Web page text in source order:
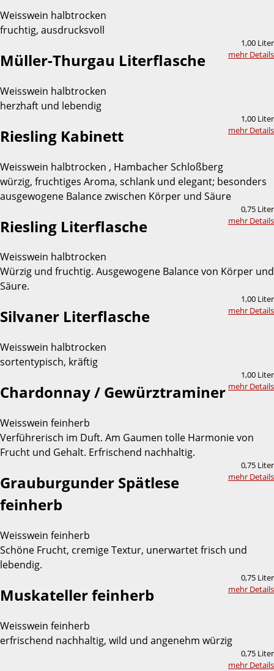
Weisswein halbtrocken
fruchtig, ausdrucksvoll
1,00 Liter
mehr Details
Müller-Thurgau Literflasche
Weisswein halbtrocken
herzhaft und lebendig
1,00 Liter
mehr Details
Riesling Kabinett
Weisswein halbtrocken , Hambacher Schloßberg
würzig, fruchtiges Aroma, schlank und elegant; besonders
ausgewogene Balance zwischen Körper und Säure
0,75 Liter
mehr Details
Riesling Literflasche
Weisswein halbtrocken
Würzig und fruchtig. Ausgewogene Balance von Körper und
Säure.
1,00 Liter
mehr Details
Silvaner Literflasche
Weisswein halbtrocken
sortentypisch, kräftig
1,00 Liter
mehr Details
Chardonnay / Gewürztraminer
Weisswein feinherb
Verführerisch im Duft. Am Gaumen tolle Harmonie von
Frucht und Gehalt. Erfrischend nachhaltig.
0,75 Liter
mehr Details
Grauburgunder Spätlese
feinherb
Weisswein feinherb
Schöne Frucht, cremige Textur, unerwartet frisch und
lebendig.
0,75 Liter
mehr Details
Muskateller feinherb
Weisswein feinherb
erfrischend nachhaltig, wild und angenehm würzig
0,75 Liter
mehr Details